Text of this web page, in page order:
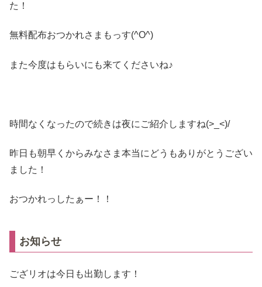
た！
無料配布おつかれさまもっす(^O^)ゞ
また今度はもらいにも来てくださいね♪
時間なくなったので続きは夜にご紹介しますね(>_<)/
昨日も朝早くからみなさま本当にどうもありがとうござい
ました！
おつかれっしたぁー！！
お知らせ
ござリオは今日も出勤します！